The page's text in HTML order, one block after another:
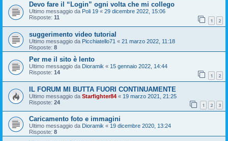
Devo fare il “Login” ogni volta che mi collego
Ultimo messaggio da Poli 19 « 29 dicembre 2022, 15:06
Risposte: 11 1 2
suggerimento video tutorial
Ultimo messaggio da Picchiatello71 « 21 marzo 2022, 11:18
Risposte: 8
Per me il sito è lento
Ultimo messaggio da Dioramik « 15 gennaio 2022, 14:44
Risposte: 14 1 2
IL FORUM MI BUTTA FUORI CONTINUAMENTE
Ultimo messaggio da Starfighter84 « 19 marzo 2021, 21:25
Risposte: 24 1 2 3
Caricamento foto e immagini
Ultimo messaggio da Dioramik « 19 dicembre 2020, 13:24
Risposte: 8